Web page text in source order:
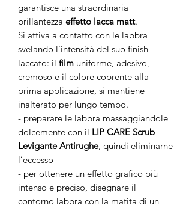
garantisce una straordinaria
brillantezza effetto lacca matt.
Si attiva a contatto con le labbra
svelando l’intensità del suo finish
laccato: il film uniforme, adesivo,
cremoso e il colore coprente alla
prima applicazione, si mantiene
inalterato per lungo tempo.
- preparare le labbra massaggiandole
dolcemente con il LIP CARE Scrub
Levigante Antirughe, quindi eliminarne
l’eccesso
- per ottenere un effetto grafico più
intenso e preciso, disegnare il
contorno labbra con la matita di un